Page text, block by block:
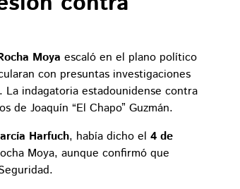
Moya escaló en el plano político
con presuntas investigaciones
. La indagatoria estadounidense contra
de Joaquín “El Chapo” Guzmán.
Harfuch, había dicho el 4 de
Moya, aunque confirmó que